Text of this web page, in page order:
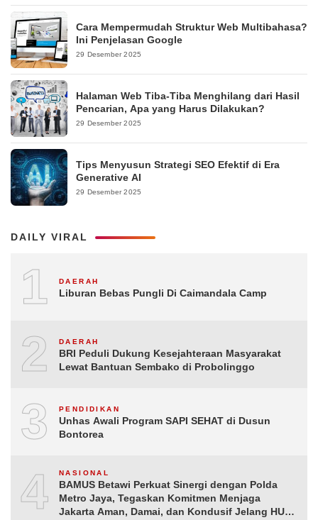
Cara Mempermudah Struktur Web Multibahasa?
Ini Penjelasan Google
29 Desember 2025
Halaman Web Tiba-Tiba Menghilang dari Hasil
Pencarian, Apa yang Harus Dilakukan?
29 Desember 2025
Tips Menyusun Strategi SEO Efektif di Era
Generative AI
29 Desember 2025
DAILY VIRAL
1 DAERAH
Liburan Bebas Pungli Di Caimandala Camp
2 DAERAH
BRI Peduli Dukung Kesejahteraan Masyarakat
Lewat Bantuan Sembako di Probolinggo
3 PENDIDIKAN
Unhas Awali Program SAPI SEHAT di Dusun
Bontorea
4 NASIONAL
BAMUS Betawi Perkuat Sinergi dengan Polda
Metro Jaya, Tegaskan Komitmen Menjaga
Jakarta Aman, Damai, dan Kondusif Jelang HUT